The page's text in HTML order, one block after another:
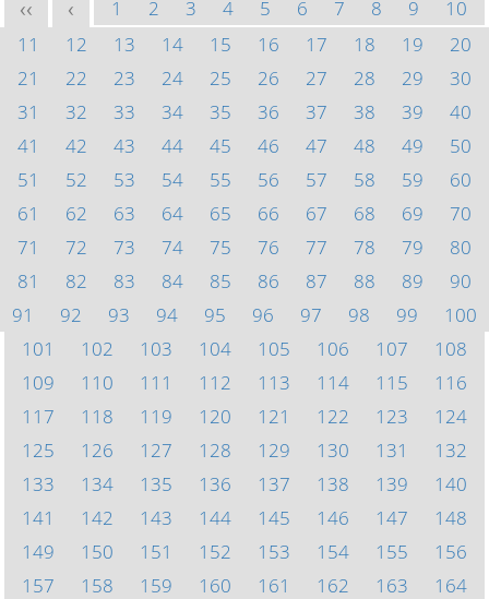
<< < 1 2 3 4 5 6 7 8 9
10
11
12 13 14 15 16 17 18 19
20
21
22 23 24 25 26 27 28 29
30
31
32 33 34 35 36 37 38 39
40
41
42 43 44 45 46 47 48 49
50
51
52 53 54 55 56 57 58 59
60
61
62 63 64 65 66 67 68 69
70
71
72 73 74 75 76 77 78 79
80
81
82 83 84 85 86 87 88 89
90
91
92 93 94 95 96 97 98 99
100
101
102 103 104 105 106 107
108
109
110 111 112 113 114 115
116
117
118 119 120 121 122 123
124
125
126 127 128 129 130 131
132
133
134 135 136 137 138 139
140
141
142 143 144 145 146 147
148
149
150 151 152 153 154 155
156
157
158 159 160 161 162 163
164